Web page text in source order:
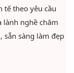
theo yêu cầu
nghề chăm
sẵn sàng làm đẹp